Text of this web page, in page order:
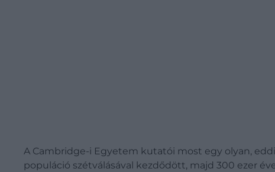
A Cambridge-i Egyetem kutatói most egy olyan,
populáció szétválásával kezdődött, majd 300 ezer